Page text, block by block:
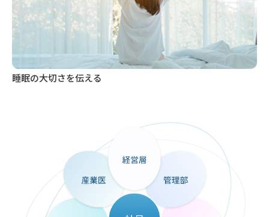
睡眠の大切さを伝える